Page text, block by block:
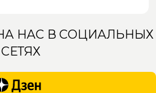
НАС В СОЦИАЛЬНЫХ
СЕТЯХ